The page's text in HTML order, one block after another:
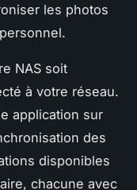
les photos
NAS soit
à votre réseau.
application sur
des
disponibles
chacune avec